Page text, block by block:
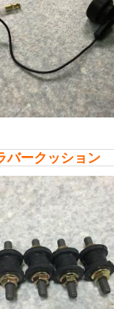
ークッション